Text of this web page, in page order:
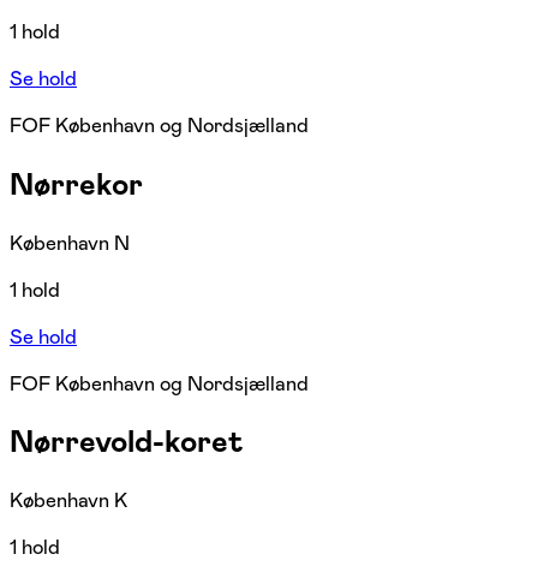
1 hold
Se hold
FOF København og Nordsjælland
Nørrekor
København N
1 hold
Se hold
FOF København og Nordsjælland
Nørrevold-koret
København K
1 hold